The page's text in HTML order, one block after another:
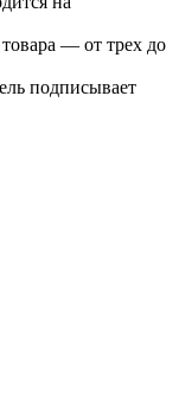
— от трех до
подписывает